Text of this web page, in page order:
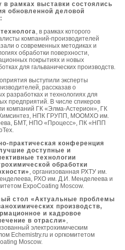
в рамках выставки состоялись
обновленной деловой
, в рамках которого
компаний-производителей
о современных методиках и
обработки поверхности,
покрытиях и новых
для гальванических производств.
выступили эксперты
рассказав о
разработках и технологиях для
предприятий. В числе спикеров
компаний ГК «Элма-Астерион», ГК
НПК ГРУПП, МООМХО им.
БМТ, НПО «Процесс», ПК «НПП
практическая конференция
доступные и
технологии
обработки
, организованная РХТУ им.
РХО им. Д.И. Менделеева и
ExpoCoating Moscow.
стол «Актуальные проблемы
производств,
и кадровое
в отрасли» ,
электрохимическим
Echemistry.ru и оргкомитетом
Moscow.